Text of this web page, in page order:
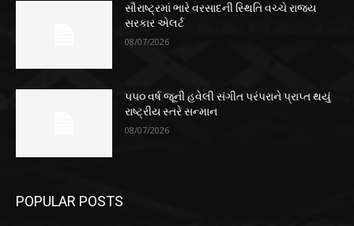
સૌરાષ્ટ્રમાં ભારે વરસાદની સ્થિતિ વચ્ચે રાજ્ય
સરકાર એલર્ટ
08/07/2026
૫૫૦ વર્ષ જૂની હવેલી સંગીત પરંપરાને પ્રાપ્ત થયું
રાષ્ટ્રીય સ્તરે સન્માન
08/07/2026
POPULAR POSTS